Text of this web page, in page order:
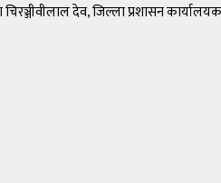
देव, जिल्ला प्रशासन